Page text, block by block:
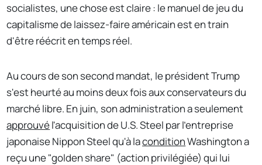
socialistes, une chose est claire : le manuel de jeu du
capitalisme de laissez-faire américain est en train
d'être réécrit en temps réel.
Au cours de son second mandat, le président Trump
s'est heurté au moins deux fois aux conservateurs du
marché libre. En juin, son administration a seulement
approuvél'acquisition de U.S. Steel par l'entreprise
japonaise Nippon Steel qu'à laconditionWashington a
reçu une "golden share" (action privilégiée) qui lui